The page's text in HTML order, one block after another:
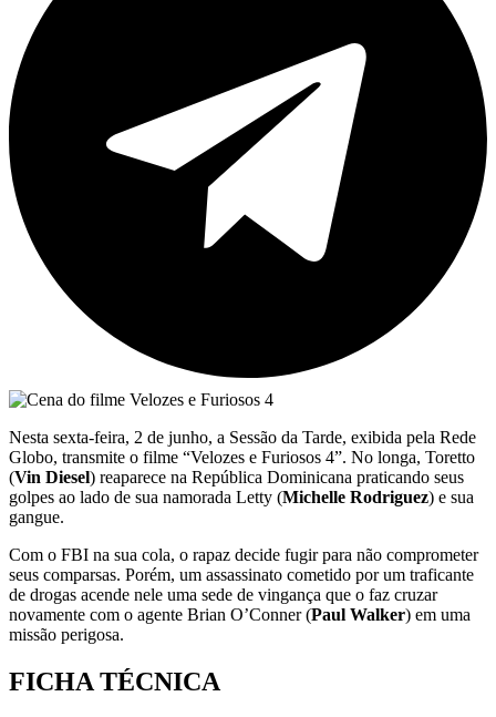
Nesta sexta-feira, 2 de junho, a Sessão da Tarde, exibida pela Rede
Globo, transmite o filme “Velozes e Furiosos 4”. No longa, Toretto
(Vin Diesel) reaparece na República Dominicana praticando seus
golpes ao lado de sua namorada Letty (Michelle Rodriguez) e sua
gangue.
Com o FBI na sua cola, o rapaz decide fugir para não comprometer
seus comparsas. Porém, um assassinato cometido por um traficante
de drogas acende nele uma sede de vingança que o faz cruzar
novamente com o agente Brian O’Conner (Paul Walker) em uma
missão perigosa.
FICHA TÉCNICA